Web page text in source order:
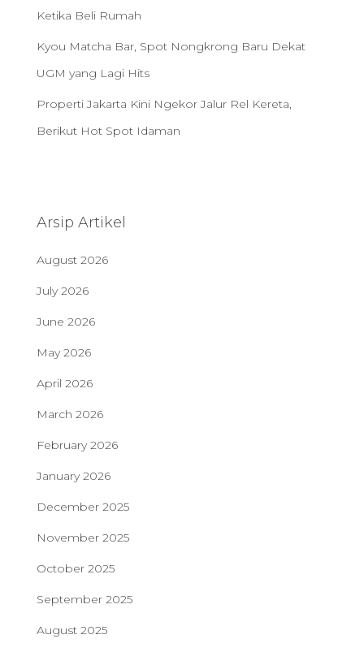
Ketika Beli Rumah
Kyou Matcha Bar, Spot Nongkrong Baru Dekat
UGM yang Lagi Hits
Properti Jakarta Kini Ngekor Jalur Rel Kereta,
Berikut Hot Spot Idaman
Arsip Artikel
August 2026
July 2026
June 2026
May 2026
April 2026
March 2026
February 2026
January 2026
December 2025
November 2025
October 2025
September 2025
August 2025